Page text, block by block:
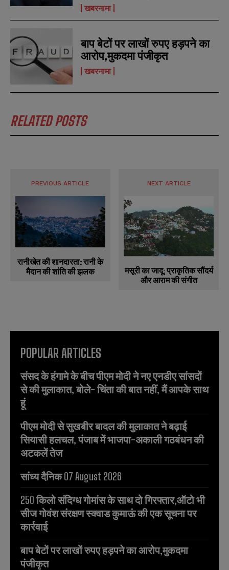
खबरनामा
बाप बेटों पर लाखों रुपए हड़पने का
आरोप,मुकदमा पंजीकृत
खबरनामा
RELATED POSTS
PREVIOUS ARTICLE
रानीखेत की शानदारता: रानी के
मैदान की शांति की झलक
NEXT ARTICLE
मसूरी का जादू: प्राकृतिक सौंदर्य
और आराम की संगीत
POPULAR ARTICLES
संसद के हंगामे के बीच पीएम मोदी ने नए एनडीए सांसदों
से की मुलाकात, बोले- चिंता की बात नहीं, मैं आपके साथ
हूं
पीएम मोदी से सुखबीर बादल की मुलाकात ने बढ़ाई
सियासी हलचल, पंजाब में भाजपा-अकाली गठबंधन की
अटकलें तेज
सांध्य दैनिक 07 August 2026
250 किलो संदिग्ध गोमांस के साथ दो गिरफ्तार,ऑटो भी
सीज गोवंश संरक्षण स्क्वाड कुमाऊं की एक सूचना पर
कार्रवाई
बाप बेटों पर लाखों रुपए हड़पने का आरोप,मुकदमा
पंजीकृत